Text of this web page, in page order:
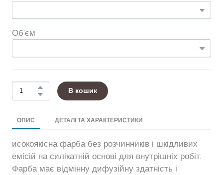
Об'єм
В кошик
ОПИС ДЕТАЛІ ТА ХАРАКТЕРИСТИКИ
исокоякісна фарба без розчинників і шкідливих
емісій на силікатній основі для внутрішніх робіт.
Фарба має відмінну дифузійну здатність і